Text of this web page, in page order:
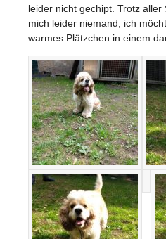
leider nicht gechipt. Trotz
mich leider niemand, ich
warmes Plätzchen in einem